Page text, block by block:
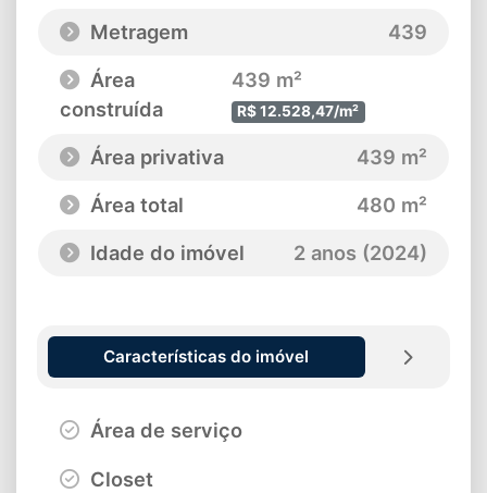
Metragem
439
Área
construída
439 m²
R$ 12.528,47/m²
Área privativa
439 m²
Área total
480 m²
Idade do imóvel
2 anos (2024)
Características do imóvel
Área de serviço
Closet